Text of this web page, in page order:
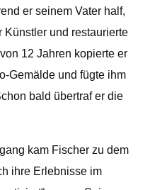
er seinem Vater half,
Künstler und restaurierte
12 Jahren kopierte er
Gemälde und fügte ihm
bald übertraf er die
kam Fischer zu dem
ihre Erlebnisse im